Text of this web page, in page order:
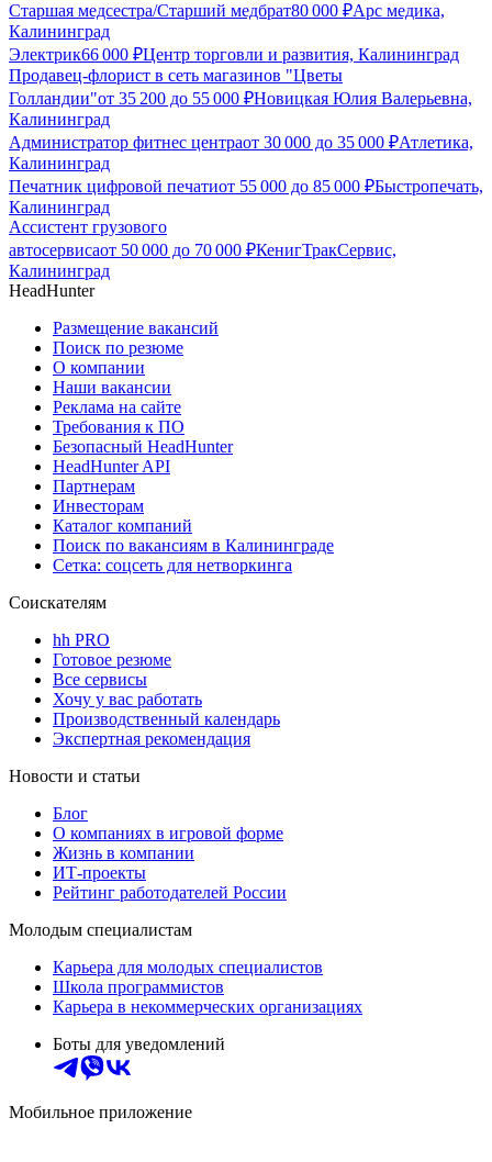
Старшая медсестра/Старший медбрат80 000 ₽Арс медика,
Калининград
Электрик66 000 ₽Центр торговли и развития, Калининград
Продавец-флорист в сеть магазинов "Цветы
Голландии"от 35 200 до 55 000 ₽Новицкая Юлия Валерьевна,
Калининград
Администратор фитнес центраот 30 000 до 35 000 ₽Атлетика,
Калининград
Печатник цифровой печатиот 55 000 до 85 000 ₽Быстропечать,
Калининград
Ассистент грузового
автосервисаот 50 000 до 70 000 ₽КенигТракСервис,
Калининград
HeadHunter
Размещение вакансий
Поиск по резюме
О компании
Наши вакансии
Реклама на сайте
Требования к ПО
Безопасный HeadHunter
HeadHunter API
Партнерам
Инвесторам
Каталог компаний
Поиск по вакансиям в Калининграде
Сетка: соцсеть для нетворкинга
Соискателям
hh PRO
Готовое резюме
Все сервисы
Хочу у вас работать
Производственный календарь
Экспертная рекомендация
Новости и статьи
Блог
О компаниях в игровой форме
Жизнь в компании
ИТ-проекты
Рейтинг работодателей России
Молодым специалистам
Карьера для молодых специалистов
Школа программистов
Карьера в некоммерческих организациях
Боты для уведомлений
Мобильное приложение